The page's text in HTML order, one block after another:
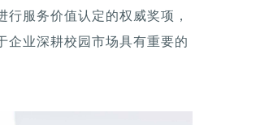
服务价值认定的权威奖项，
企业深耕校园市场具有重要的